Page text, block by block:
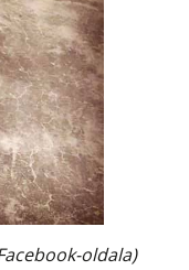
oldala)